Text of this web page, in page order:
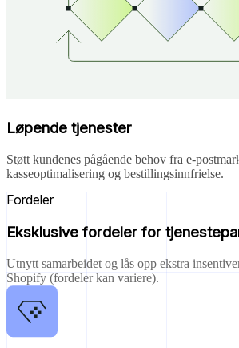
Løpende tjenester
Støtt kundenes pågående behov fra e-
kasseoptimalisering og bestillingsinnfrielse.
Fordeler
Eksklusive fordeler for
Utnytt samarbeidet og lås opp ekstra
Shopify (fordeler kan variere).